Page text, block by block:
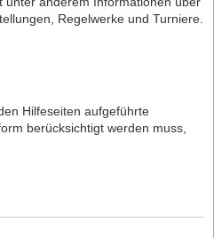
Regelwerke und Turniere.
Hilfeseiten aufgeführte
berücksichtigt werden muss,